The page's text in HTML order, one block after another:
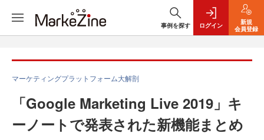
事例を探す ログイン
新規
会員登録
マーケティングプラットフォーム大解剖
「Google Marketing Live 2019」キ
ーノートで発表された新機能まとめ